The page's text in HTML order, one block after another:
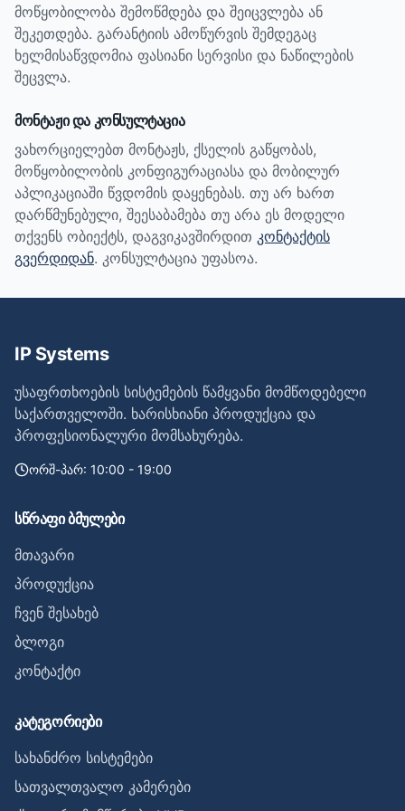
მოწყობილობა შემოწმდება და შეიცვლება ან
შეკეთდება. გარანტიის ამოწურვის შემდეგაც
ხელმისაწვდომია ფასიანი სერვისი და ნაწილების
შეცვლა.
მონტაჟი და კონსულტაცია
ვახორციელებთ მონტაჟს, ქსელის გაწყობას,
მოწყობილობის კონფიგურაციასა და მობილურ
აპლიკაციაში წვდომის დაყენებას. თუ არ ხართ
დარწმუნებული, შეესაბამება თუ არა ეს მოდელი
თქვენს ობიექტს, დაგვიკავშირდით კონტაქტის
გვერდიდან. კონსულტაცია უფასოა.
IP Systems
უსაფრთხოების სისტემების წამყვანი მომწოდებელი
საქართველოში. ხარისხიანი პროდუქცია და
პროფესიონალური მომსახურება.
ორშ-პარ: 10:00 - 19:00
სწრაფი ბმულები
მთავარი
პროდუქცია
ჩვენ შესახებ
ბლოგი
კონტაქტი
კატეგორიები
სახანძრო სისტემები
სათვალთვალო კამერები